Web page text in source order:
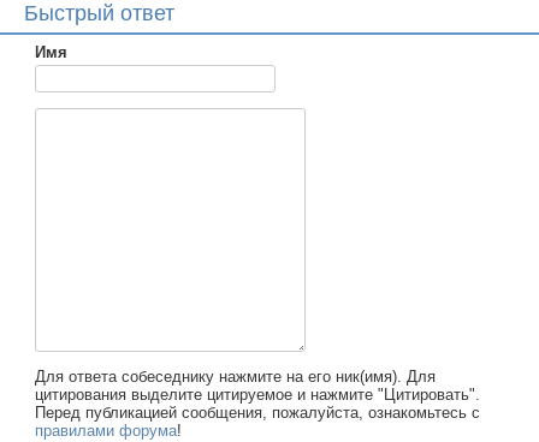
Быстрый ответ
Имя
Для ответа собеседнику нажмите на его ник(имя). Для
цитирования выделите цитируемое и нажмите "Цитировать".
Перед публикацией сообщения, пожалуйста, ознакомьтесь с
правилами форума!